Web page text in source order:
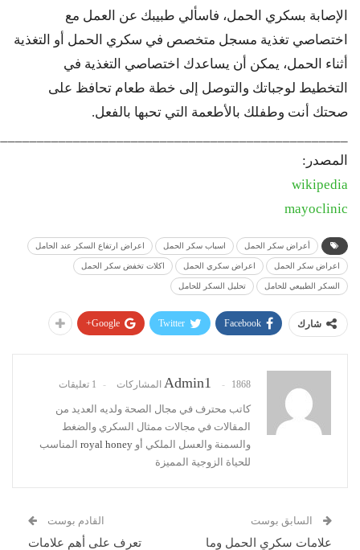
الإصابة بسكري الحمل، فاسألي طبيبك عن العمل مع
اختصاصي تغذية مسجل متخصص في سكري الحمل أو التغذية
أثناء الحمل، يمكن أن يساعدك اختصاصي التغذية في
التخطيط لوجباتك والتوصل إلى خطة طعام تحافظ على
صحتك أنت وطفلك بالأطعمة التي تحبها بالفعل.
المصدر:
wikipedia
mayoclinic
أعراض سكر الحمل اسباب سكر الحمل اعراض ارتفاع السكر عند الحامل
اعراض سكر الحمل اعراض سكري الحمل اكلات تخفض سكر الحمل
السكر الطبيعي للحامل تحليل السكر للحامل
شارك Facebook
Twitter
Google+
Admin1 1868 المشاركات 1 تعليقات
كاتب محترف في مجال الصحة ولديه العديد من
المقالات في مجالات ممثال السكري والضغط
والسمنة والعسل الملكي أو royal honey المناسب
للحياة الزوجية المميزة
السابق بوست
علامات سكري الحمل وما
القادم بوست
تعرف على أهم علامات